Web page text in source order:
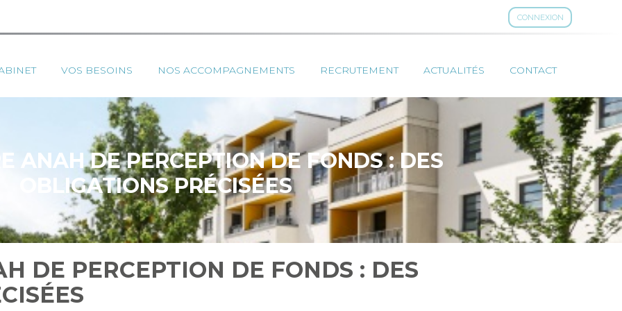
CONNEXION
VOS BESOINS NOS ACCOMPAGNEMENTS RECRUTEMENT ACTUALITÉS CONTACT
ANAH DE PERCEPTION DE FONDS : DES
OBLIGATIONS PRÉCISÉES
DE PERCEPTION DE FONDS : DES